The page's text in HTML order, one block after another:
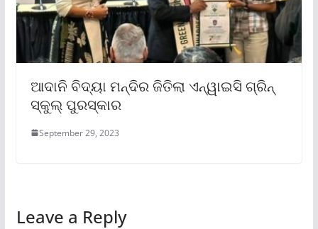
ଆଦାନି ବିଦ୍ୟା ମନ୍ଦିର ଜିତିଲା ଏନ୍‌ୱାଇସି ଗ୍ରିନ୍
ସ୍କୁଲ୍ ପୁରସ୍କାର
September 29, 2023
Leave a Reply